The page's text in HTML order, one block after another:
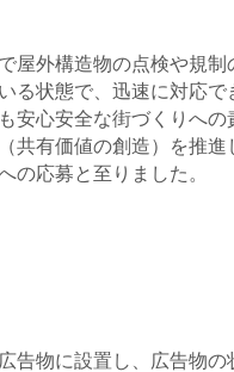
屋外構造物の点検や規
る状態で、迅速に対応で
安心安全な街づくりへ
共有価値の創造）を推
の応募と至りました。
告物に設置し、広告物